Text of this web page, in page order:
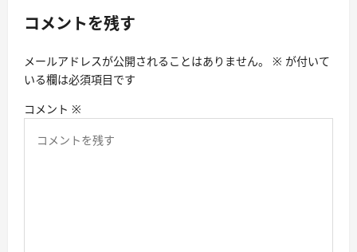
ー
ョ
コメントを残す
メールアドレスが公開されることはありません。 ※ が付いて
いる欄は必須項目です
コメント ※